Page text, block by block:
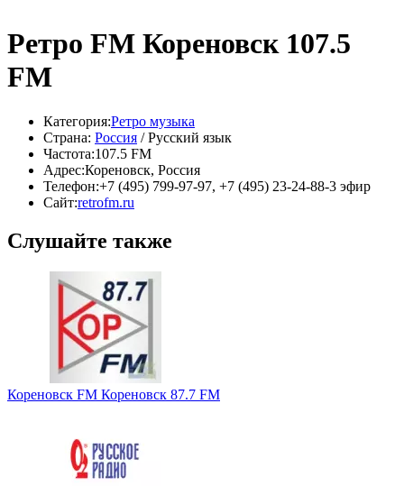
Ретро FM Кореновск 107.5
FM
Категория:Ретро музыка
Страна: Россия / Русский язык
Частота:107.5 FM
Адрес:Кореновск, Россия
Телефон:+7 (495) 799-97-97, +7 (495) 23-24-88-3 эфир
Сайт:retrofm.ru
Слушайте также
Кореновск FM Кореновск 87.7 FM